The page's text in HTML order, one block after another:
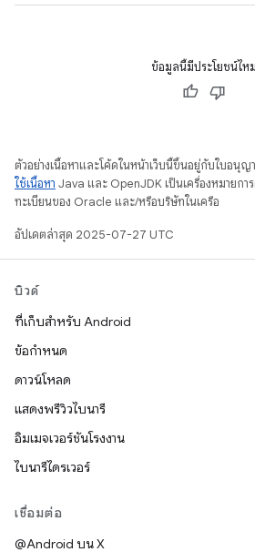
ข้อมูลนี้มีประโยชน์ไหม
ตัวอย่างเนื้อหาและโค้ดในหน้าเว็บนี้ขึ้นอยู่กับใบอนุญ
ใช้เนื้อหา Java และ OpenJDK เป็นเครื่องหมายกา
ทะเบียนของ Oracle และ/หรือบริษัทในเครือ
อัปเดตล่าสุด 2025-07-27 UTC
บิวด์
ที่เก็บสำหรับ Android
ข้อกำหนด
ดาวน์โหลด
แสดงพรีวิวไบนารี
อิมเมจเวอร์ชันโรงงาน
ไบนารีไดรเวอร์
เชื่อมต่อ
@Android บน X